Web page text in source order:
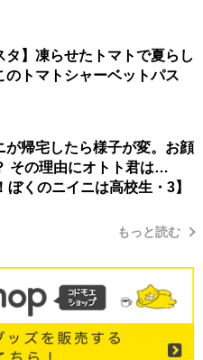
タ】凍らせたトマトで夏らし
のトマトシャーベットパス
が帰宅したら様子が変。お顔
その理由にオトト君は…
ぼくのニイニは高校生・3】
もっと読む